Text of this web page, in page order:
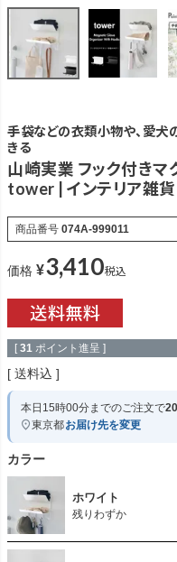
手袋などの衣類小物や、愛犬
きる
山崎実業 フック付きマ
tower | インテリア雑貨
商品番号 074A-999011
価格 ¥3,410税込
[ 31 ポイント進呈 ]
送料込
本日 15時00分までのご注文で
東京都お届け先を変更
カラー
ホワイト
残りわずか